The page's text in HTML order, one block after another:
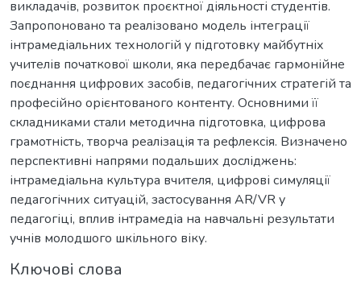
викладачів, розвиток проєктної діяльності студентів.
Запропоновано та реалізовано модель інтеграції
інтрамедіальних технологій у підготовку майбутніх
учителів початкової школи, яка передбачає гармонійне
поєднання цифрових засобів, педагогічних стратегій та
професійно орієнтованого контенту. Основними її
складниками стали методична підготовка, цифрова
грамотність, творча реалізація та рефлексія. Визначено
перспективні напрями подальших досліджень:
інтрамедіальна культура вчителя, цифрові симуляції
педагогічних ситуацій, застосування AR/VR у
педагогіці, вплив інтрамедіа на навчальні результати
учнів молодшого шкільного віку.
Ключові слова